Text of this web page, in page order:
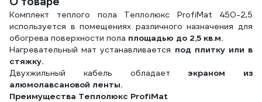
Комплект теплого пола Теплолюкс ProfiMat 450-2,5
используется в помещениях различного назначения для
обогрева поверхности пола площадью до 2,5 кв.м.
Нагревательный мат устанавливается под плитку или в
стяжку.
Двухжильный кабель обладаетэкраном из
алюмолавсановой ленты.
Преимущества Теплолюкс ProfiMat